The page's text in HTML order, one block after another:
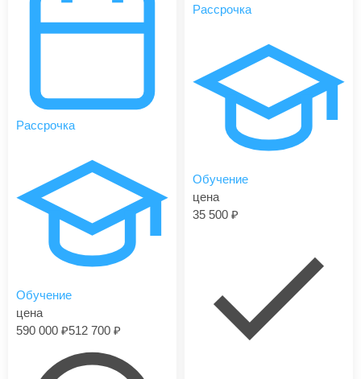
Рассрочка
Обучение
цена
590 000
512 700
Рассрочка
Обучение
цена
35 500